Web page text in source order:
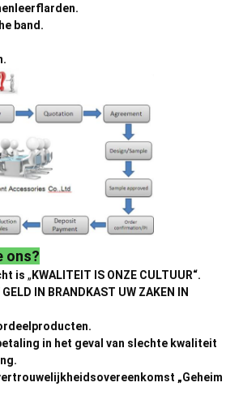
band.
ons?
is „ KWALITEIT IS ONZE CULTUUR“.
IN BRANDKAST UW ZAKEN IN
in het geval van slechte kwaliteit
„Geheim